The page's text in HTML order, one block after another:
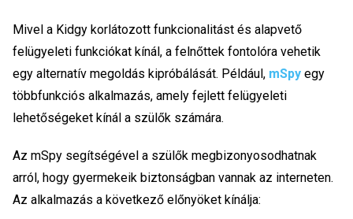
Mivel a Kidgy korlátozott funkcionalitást és alapvető
felügyeleti funkciókat kínál, a felnőttek fontolóra vehetik
egy alternatív megoldás kipróbálását. Például, mSpy egy
többfunkciós alkalmazás, amely fejlett felügyeleti
lehetőségeket kínál a szülők számára.
Az mSpy segítségével a szülők megbizonyosodhatnak
arról, hogy gyermekeik biztonságban vannak az interneten.
Az alkalmazás a következő előnyöket kínálja: